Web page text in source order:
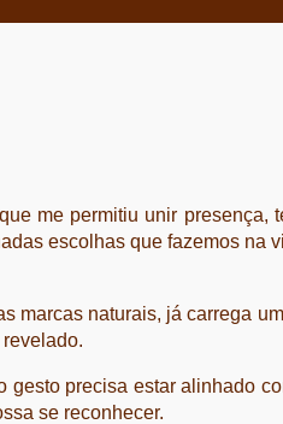
me permitiu unir presença,
escolhas que fazemos na
marcas naturais, já carrega
gesto precisa estar alinhado
se reconhecer.